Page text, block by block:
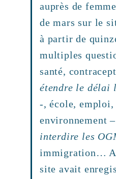
auprès de
de mars sur le
à partir de
multiples
santé,
étendre le délai
-, école, emploi,
environnement –
interdire les
immigration…
site avait